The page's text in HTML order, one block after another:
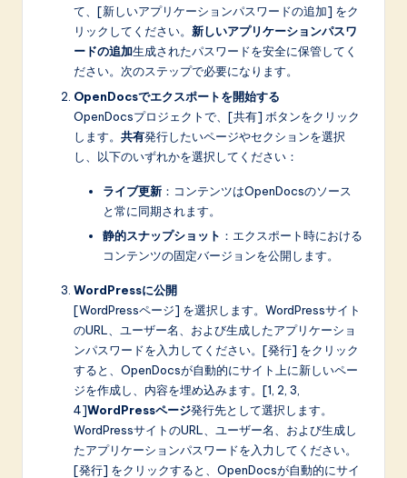
て、[新しいアプリケーションパスワードの追加] をク
リックしてください。 新しいアプリケーションパスワ
ードの追加生成されたパスワードを安全に保管してく
ださい。次のステップで必要になります。
OpenDocsでエクスポートを開始する
OpenDocsプロジェクトで、[共有] ボタンをクリック
します。 共有発行したいページやセクションを選択
し、以下のいずれかを選択してください：
ライブ更新 ：コンテンツはOpenDocsのソース
と常に同期されます。
静的スナップショット ：エクスポート時における
コンテンツの固定バージョンを公開します。
WordPressに公開
[WordPressページ] を選択します。WordPressサイト
のURL、ユーザー名、および生成したアプリケーショ
ンパスワードを入力してください。[発行] をクリック
すると、OpenDocsが自動的にサイト上に新しいペー
ジを作成し、内容を埋め込みます。[1, 2, 3,
4]WordPressページ発行先として選択します。
WordPressサイトのURL、ユーザー名、および生成し
たアプリケーションパスワードを入力してください。
[発行] をクリックすると、OpenDocsが自動的にサイ